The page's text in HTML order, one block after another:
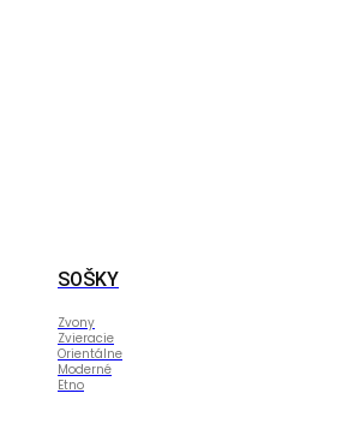
SOŠKY
Zvony
Zvieracie
Orientálne
Moderné
Etno